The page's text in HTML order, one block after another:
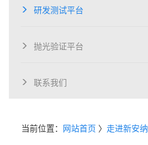
研发测试平台
抛光验证平台
联系我们
当前位置： 网站首页 〉 走进新安纳